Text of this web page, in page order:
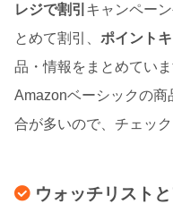
レジで割引 キャンペー
とめて割引、 ポイント
品・情報をまとめていま
Amazonベーシックの
合が多いので、チェッ
ウォッチリスト